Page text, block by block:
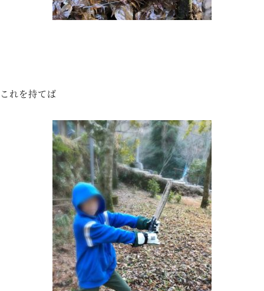
これを持てば